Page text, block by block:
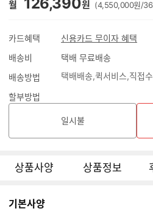
월 원 (4,550,000원/36
카드혜택
신용카드 무이자 혜택
배송비
택배 무료배송
배송방법
택배배송 퀵서비스 직접
할부방법
일시불
상품사양 상품정보
기본사양